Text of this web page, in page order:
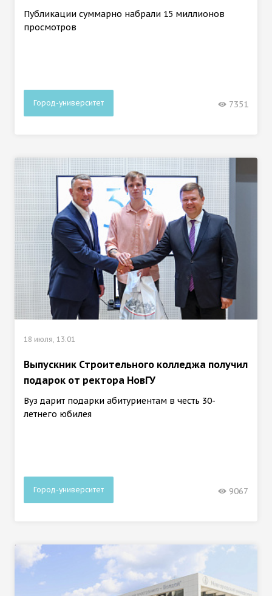
Публикации суммарно набрали 15 миллионов
просмотров
Город-университет 7351
18 июля, 13:01
Выпускник Строительного колледжа получил
подарок от ректора НовГУ
Вуз дарит подарки абитуриентам в честь 30-
летнего юбилея
Город-университет 9067